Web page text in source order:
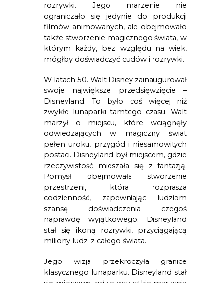
rozrywki. Jego marzenie nie
ograniczało się jedynie do produkcji
filmów animowanych, ale obejmowało
także stworzenie magicznego świata, w
którym każdy, bez względu na wiek,
mógłby doświadczyć cudów i rozrywki.
W latach 50. Walt Disney zainaugurował
swoje największe przedsięwzięcie –
Disneyland. To było coś więcej niż
zwykłe lunaparki tamtego czasu. Walt
marzył o miejscu, które wciągnęły
odwiedzających w magiczny świat
pełen uroku, przygód i niesamowitych
postaci. Disneyland był miejscem, gdzie
rzeczywistość mieszała się z fantazją.
Pomysł obejmowała stworzenie
przestrzeni, która rozprasza
codzienność, zapewniając ludziom
szansę doświadczenia czegoś
naprawdę wyjątkowego. Disneyland
stał się ikoną rozrywki, przyciągającą
miliony ludzi z całego świata.
Jego wizja przekroczyła granice
klasycznego lunaparku. Disneyland stał